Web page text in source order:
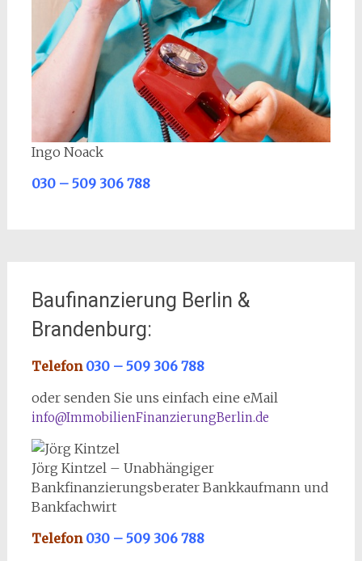
Ingo Noack
030 – 509 306 788
Baufinanzierung Berlin &
Brandenburg:
Telefon 030 – 509 306 788
oder senden Sie uns einfach eine eMail
info@ImmobilienFinanzierungBerlin.de
Jörg Kintzel – Unabhängiger
Bankfinanzierungsberater Bankkaufmann und
Bankfachwirt
Telefon 030 – 509 306 788